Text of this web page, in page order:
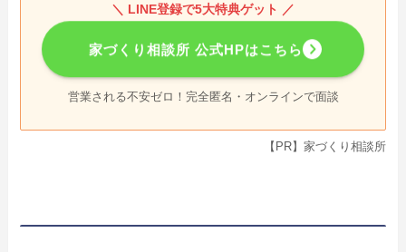
＼ LINE登録で5大特典ゲット ／
家づくり相談所 公式HPはこちら
営業される不安ゼロ！完全匿名・オンラインで面談
【PR】家づくり相談所